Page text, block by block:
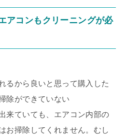
コンもクリーニングが必
るから良いと思って購入した
除ができていない
来ていても、エアコン内部の
お掃除してくれません。むし